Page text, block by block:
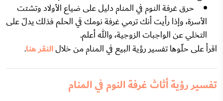
حرق غرفة النوم في المنام دليل على ضياع الأولاد وتشتت
الأسرة، وإذا رأيت أنك ترمي غرفة نومك في الحلم فذلك يدلّ على
التخلي عن الواجبات الزوجية، والله أعلم.
اقرأ على حلّوها تفسير رؤية البيع في المنام من خلالالنقر هنا.
تفسير رؤية أثاث غرفة النوم في المنام